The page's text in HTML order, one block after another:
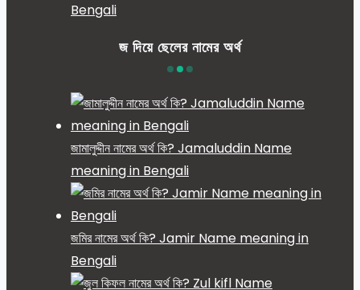
Bengali
জ দিয়ে ছেলের নামের অর্থ
জামালুদ্দীন নামের অর্থ কি? Jamaluddin Name
meaning in Bengali
জমির নামের অর্থ কি? Jamir Name meaning in
Bengali